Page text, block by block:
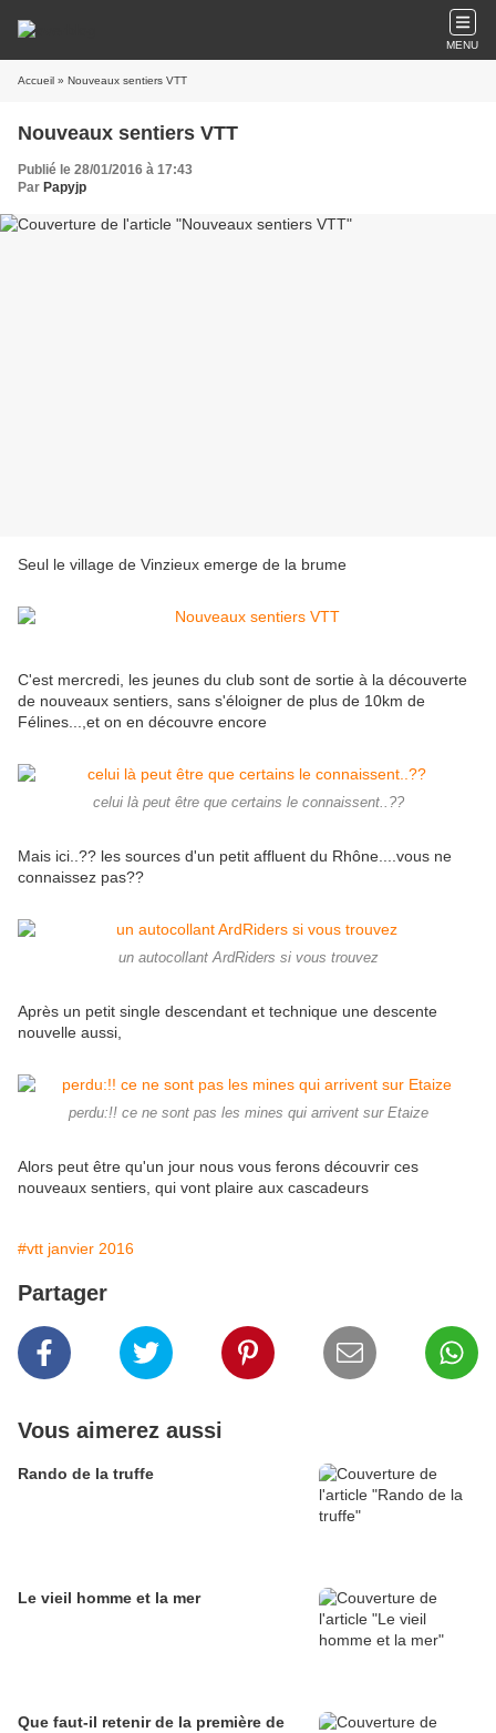
MENU
Accueil » Nouveaux sentiers VTT
Nouveaux sentiers VTT
Publié le 28/01/2016 à 17:43
Par Papyjp
Seul le village de Vinzieux emerge de la brume
C'est mercredi, les jeunes du club sont de sortie à la découverte
de nouveaux sentiers, sans s'éloigner de plus de 10km de
Félines...,et on en découvre encore
celui là peut être que certains le connaissent..??
Mais ici..?? les sources d'un petit affluent du Rhône....vous ne
connaissez pas??
un autocollant ArdRiders si vous trouvez
Après un petit single descendant et technique une descente
nouvelle aussi,
perdu:!! ce ne sont pas les mines qui arrivent sur Etaize
Alors peut être qu'un jour nous vous ferons découvrir ces
nouveaux sentiers, qui vont plaire aux cascadeurs
#vtt janvier 2016
Partager
Vous aimerez aussi
Rando de la truffe
Le vieil homme et la mer
Que faut-il retenir de la première de